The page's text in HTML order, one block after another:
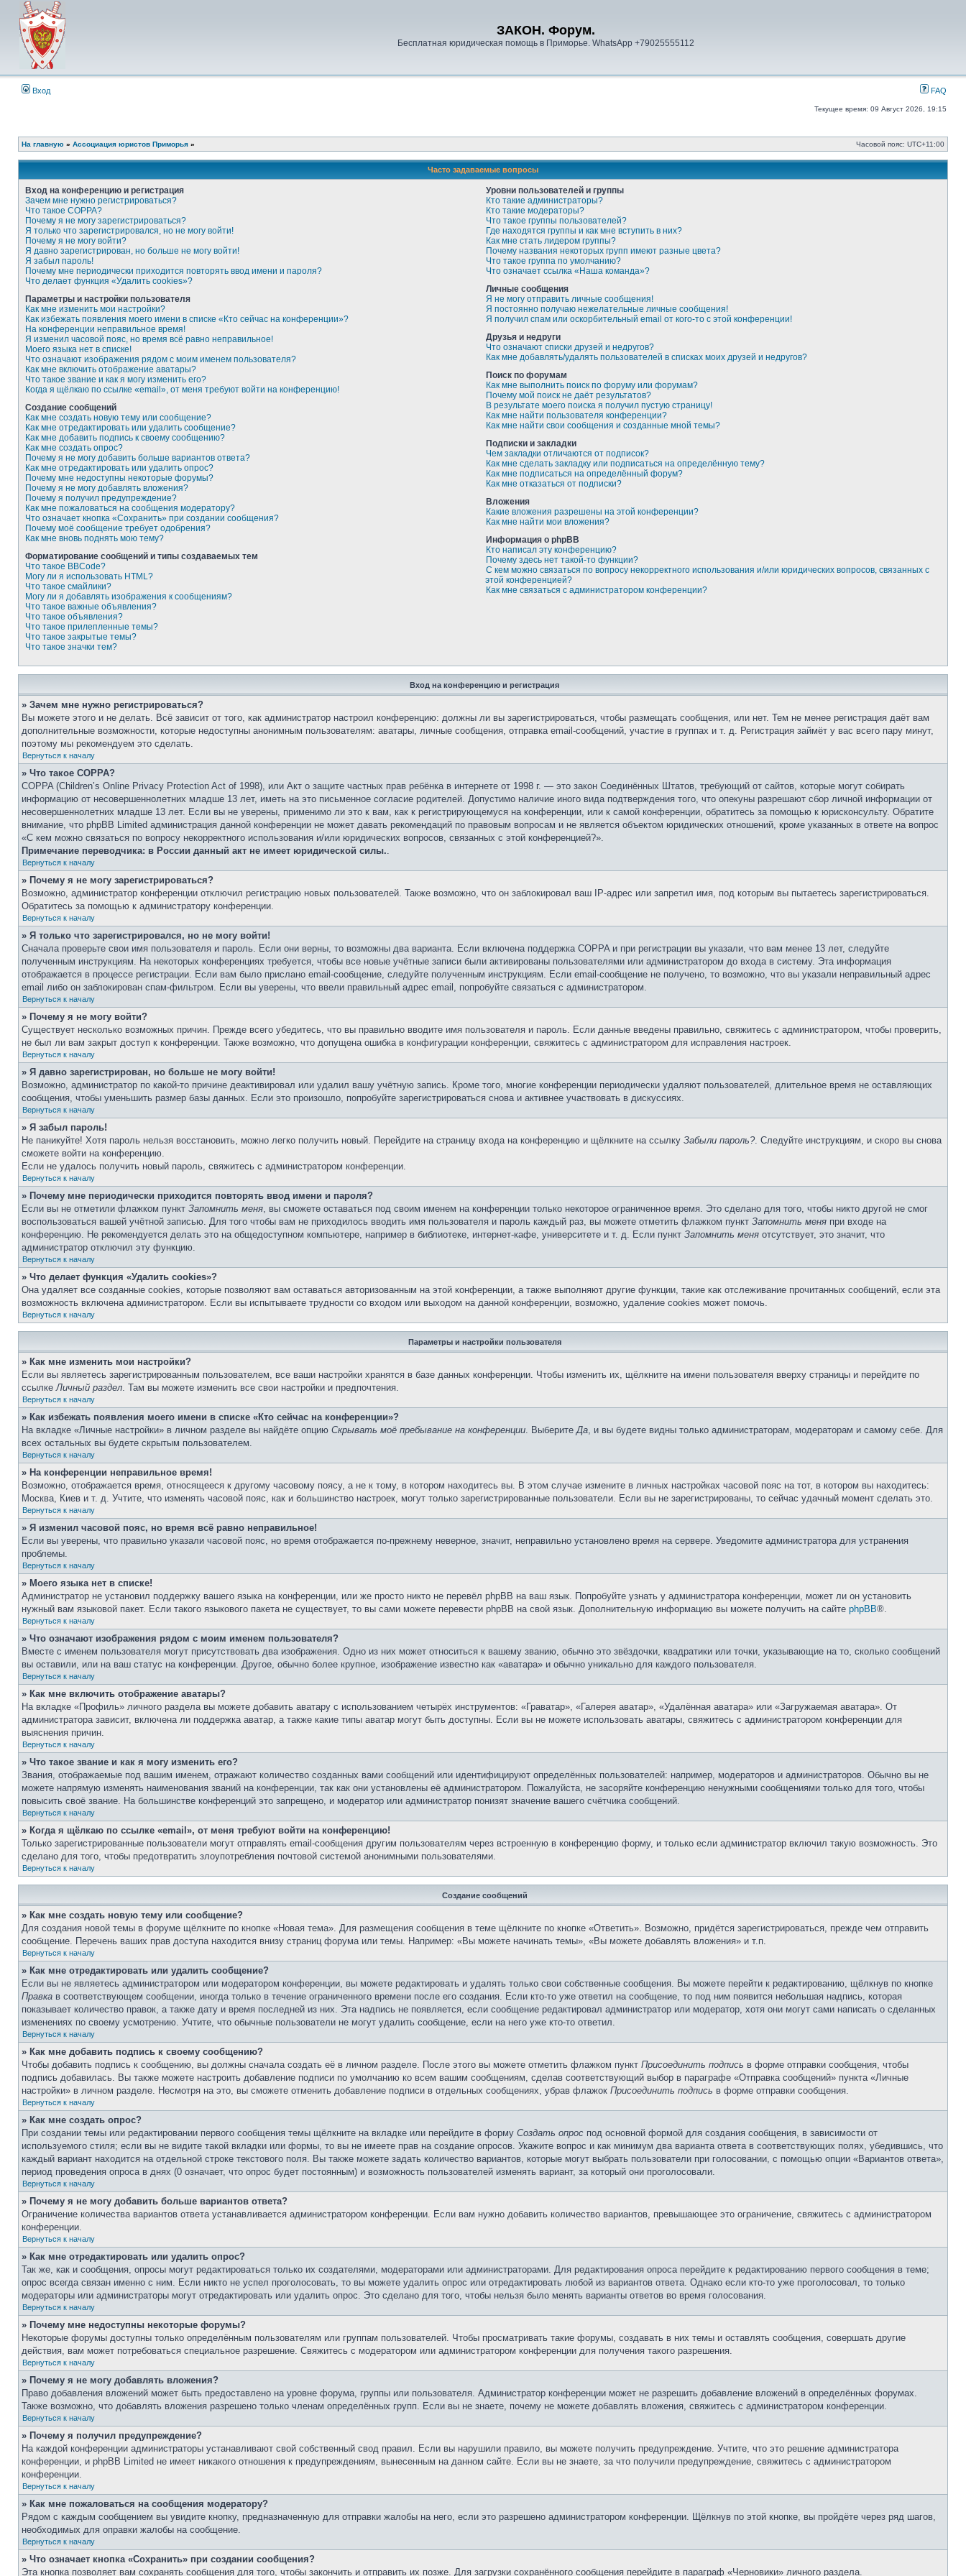
ЗАКОН. Форум.
Бесплатная юридическая помощь в Приморье. WhatsApp +79025555112
Вход FAQ
Текущее время: 09 Август 2026, 19:15
На главную » Ассоциация юристов Приморья » Часовой пояс: UTC+11:00
Часто задаваемые вопросы
Вход на конференцию и регистрация
Зачем мне нужно регистрироваться?
Что такое COPPA?
Почему я не могу зарегистрироваться?
Я только что зарегистрировался, но не могу войти!
Почему я не могу войти?
Я давно зарегистрирован, но больше не могу войти!
Я забыл пароль!
Почему мне периодически приходится повторять ввод имени и пароля?
Что делает функция «Удалить cookies»?
Параметры и настройки пользователя
Как мне изменить мои настройки?
Как избежать появления моего имени в списке «Кто сейчас на конференции»?
На конференции неправильное время!
Я изменил часовой пояс, но время всё равно неправильное!
Моего языка нет в списке!
Что означают изображения рядом с моим именем пользователя?
Как мне включить отображение аватары?
Что такое звание и как я могу изменить его?
Когда я щёлкаю по ссылке «email», от меня требуют войти на конференцию!
Создание сообщений
Как мне создать новую тему или сообщение?
Как мне отредактировать или удалить сообщение?
Как мне добавить подпись к своему сообщению?
Как мне создать опрос?
Почему я не могу добавить больше вариантов ответа?
Как мне отредактировать или удалить опрос?
Почему мне недоступны некоторые форумы?
Почему я не могу добавлять вложения?
Почему я получил предупреждение?
Как мне пожаловаться на сообщения модератору?
Что означает кнопка «Сохранить» при создании сообщения?
Почему моё сообщение требует одобрения?
Как мне вновь поднять мою тему?
Форматирование сообщений и типы создаваемых тем
Что такое BBCode?
Могу ли я использовать HTML?
Что такое смайлики?
Могу ли я добавлять изображения к сообщениям?
Что такое важные объявления?
Что такое объявления?
Что такое прилепленные темы?
Что такое закрытые темы?
Что такое значки тем?
Уровни пользователей и группы
Кто такие администраторы?
Кто такие модераторы?
Что такое группы пользователей?
Где находятся группы и как мне вступить в них?
Как мне стать лидером группы?
Почему названия некоторых групп имеют разные цвета?
Что такое группа по умолчанию?
Что означает ссылка «Наша команда»?
Личные сообщения
Я не могу отправить личные сообщения!
Я постоянно получаю нежелательные личные сообщения!
Я получил спам или оскорбительный email от кого-то с этой конференции!
Друзья и недруги
Что означают списки друзей и недругов?
Как мне добавлять/удалять пользователей в списках моих друзей и недругов?
Поиск по форумам
Как мне выполнить поиск по форуму или форумам?
Почему мой поиск не даёт результатов?
В результате моего поиска я получил пустую страницу!
Как мне найти пользователя конференции?
Как мне найти свои сообщения и созданные мной темы?
Подписки и закладки
Чем закладки отличаются от подписок?
Как мне сделать закладку или подписаться на определённую тему?
Как мне подписаться на определённый форум?
Как мне отказаться от подписки?
Вложения
Какие вложения разрешены на этой конференции?
Как мне найти мои вложения?
Информация о phpBB
Кто написал эту конференцию?
Почему здесь нет такой-то функции?
С кем можно связаться по вопросу некорректного использования и/или юридических вопросов, связанных с
этой конференцией?
Как мне связаться с администратором конференции?
Вход на конференцию и регистрация
» Зачем мне нужно регистрироваться?
Вы можете этого и не делать. Всё зависит от того, как администратор настроил конференцию: должны ли вы зарегистрироваться, чтобы размещать сообщения, или нет. Тем не менее регистрация даёт вам
дополнительные возможности, которые недоступны анонимным пользователям: аватары, личные сообщения, отправка email-сообщений, участие в группах и т. д. Регистрация займёт у вас всего пару минут,
поэтому мы рекомендуем это сделать.
Вернуться к началу
» Что такое COPPA?
COPPA (Children’s Online Privacy Protection Act of 1998), или Акт о защите частных прав ребёнка в интернете от 1998 г. — это закон Соединённых Штатов, требующий от сайтов, которые могут собирать
информацию от несовершеннолетних младше 13 лет, иметь на это письменное согласие родителей. Допустимо наличие иного вида подтверждения того, что опекуны разрешают сбор личной информации от
несовершеннолетних младше 13 лет. Если вы не уверены, применимо ли это к вам, как к регистрирующемуся на конференции, или к самой конференции, обратитесь за помощью к юрисконсульту. Обратите
внимание, что phpBB Limited администрация данной конференции не может давать рекомендаций по правовым вопросам и не является объектом юридических отношений, кроме указанных в ответе на вопрос
«С кем можно связаться по вопросу некорректного использования и/или юридических вопросов, связанных с этой конференцией?».
Примечание переводчика: в России данный акт не имеет юридической силы..
Вернуться к началу
» Почему я не могу зарегистрироваться?
Возможно, администратор конференции отключил регистрацию новых пользователей. Также возможно, что он заблокировал ваш IP-адрес или запретил имя, под которым вы пытаетесь зарегистрироваться.
Обратитесь за помощью к администратору конференции.
Вернуться к началу
» Я только что зарегистрировался, но не могу войти!
Сначала проверьте свои имя пользователя и пароль. Если они верны, то возможны два варианта. Если включена поддержка COPPA и при регистрации вы указали, что вам менее 13 лет, следуйте
полученным инструкциям. На некоторых конференциях требуется, чтобы все новые учётные записи были активированы пользователями или администратором до входа в систему. Эта информация
отображается в процессе регистрации. Если вам было прислано email-сообщение, следуйте полученным инструкциям. Если email-сообщение не получено, то возможно, что вы указали неправильный адрес
email либо он заблокирован спам-фильтром. Если вы уверены, что ввели правильный адрес email, попробуйте связаться с администратором.
Вернуться к началу
» Почему я не могу войти?
Существует несколько возможных причин. Прежде всего убедитесь, что вы правильно вводите имя пользователя и пароль. Если данные введены правильно, свяжитесь с администратором, чтобы проверить,
не был ли вам закрыт доступ к конференции. Также возможно, что допущена ошибка в конфигурации конференции, свяжитесь с администратором для исправления настроек.
Вернуться к началу
» Я давно зарегистрирован, но больше не могу войти!
Возможно, администратор по какой-то причине деактивировал или удалил вашу учётную запись. Кроме того, многие конференции периодически удаляют пользователей, длительное время не оставляющих
сообщения, чтобы уменьшить размер базы данных. Если это произошло, попробуйте зарегистрироваться снова и активнее участвовать в дискуссиях.
Вернуться к началу
» Я забыл пароль!
Не паникуйте! Хотя пароль нельзя восстановить, можно легко получить новый. Перейдите на страницу входа на конференцию и щёлкните на ссылку Забыли пароль?. Следуйте инструкциям, и скоро вы снова
сможете войти на конференцию.
Если не удалось получить новый пароль, свяжитесь с администратором конференции.
Вернуться к началу
» Почему мне периодически приходится повторять ввод имени и пароля?
Если вы не отметили флажком пункт Запомнить меня, вы сможете оставаться под своим именем на конференции только некоторое ограниченное время. Это сделано для того, чтобы никто другой не смог
воспользоваться вашей учётной записью. Для того чтобы вам не приходилось вводить имя пользователя и пароль каждый раз, вы можете отметить флажком пункт Запомнить меня при входе на
конференцию. Не рекомендуется делать это на общедоступном компьютере, например в библиотеке, интернет-кафе, университете и т. д. Если пункт Запомнить меня отсутствует, это значит, что
администратор отключил эту функцию.
Вернуться к началу
» Что делает функция «Удалить cookies»?
Она удаляет все созданные cookies, которые позволяют вам оставаться авторизованным на этой конференции, а также выполняют другие функции, такие как отслеживание прочитанных сообщений, если эта
возможность включена администратором. Если вы испытываете трудности со входом или выходом на данной конференции, возможно, удаление cookies может помочь.
Вернуться к началу
Параметры и настройки пользователя
» Как мне изменить мои настройки?
Если вы являетесь зарегистрированным пользователем, все ваши настройки хранятся в базе данных конференции. Чтобы изменить их, щёлкните на имени пользователя вверху страницы и перейдите по
ссылкеЛичный раздел. Там вы можете изменить все свои настройки и предпочтения.
Вернуться к началу
» Как избежать появления моего имени в списке «Кто сейчас на конференции»?
На вкладке «Личные настройки» в личном разделе вы найдёте опцию Скрывать моё пребывание на конференции. ВыберитеДа, и вы будете видны только администраторам, модераторам и самому себе. Для
всех остальных вы будете скрытым пользователем.
Вернуться к началу
» На конференции неправильное время!
Возможно, отображается время, относящееся к другому часовому поясу, а не к тому, в котором находитесь вы. В этом случае измените в личных настройках часовой пояс на тот, в котором вы находитесь:
Москва, Киев и т. д. Учтите, что изменять часовой пояс, как и большинство настроек, могут только зарегистрированные пользователи. Если вы не зарегистрированы, то сейчас удачный момент сделать это.
Вернуться к началу
» Я изменил часовой пояс, но время всё равно неправильное!
Если вы уверены, что правильно указали часовой пояс, но время отображается по-прежнему неверное, значит, неправильно установлено время на сервере. Уведомите администратора для устранения
проблемы.
Вернуться к началу
» Моего языка нет в списке!
Администратор не установил поддержку вашего языка на конференции, или же просто никто не перевёл phpBB на ваш язык. Попробуйте узнать у администратора конференции, может ли он установить
нужный вам языковой пакет. Если такого языкового пакета не существует, то вы сами можете перевести phpBB на свой язык. Дополнительную информацию вы можете получить на сайте phpBB®.
Вернуться к началу
» Что означают изображения рядом с моим именем пользователя?
Вместе с именем пользователя могут присутствовать два изображения. Одно из них может относиться к вашему званию, обычно это звёздочки, квадратики или точки, указывающие на то, сколько сообщений
вы оставили, или на ваш статус на конференции. Другое, обычно более крупное, изображение известно как «аватара» и обычно уникально для каждого пользователя.
Вернуться к началу
» Как мне включить отображение аватары?
На вкладке «Профиль» личного раздела вы можете добавить аватару с использованием четырёх инструментов: «Граватар», «Галерея аватар», «Удалённая аватара» или «Загружаемая аватара». От
администратора зависит, включена ли поддержка аватар, а также какие типы аватар могут быть доступны. Если вы не можете использовать аватары, свяжитесь с администратором конференции для
выяснения причин.
Вернуться к началу
» Что такое звание и как я могу изменить его?
Звания, отображаемые под вашим именем, отражают количество созданных вами сообщений или идентифицируют определённых пользователей: например, модераторов и администраторов. Обычно вы не
можете напрямую изменять наименования званий на конференции, так как они установлены её администратором. Пожалуйста, не засоряйте конференцию ненужными сообщениями только для того, чтобы
повысить своё звание. На большинстве конференций это запрещено, и модератор или администратор понизят значение вашего счётчика сообщений.
Вернуться к началу
» Когда я щёлкаю по ссылке «email», от меня требуют войти на конференцию!
Только зарегистрированные пользователи могут отправлять email-сообщения другим пользователям через встроенную в конференцию форму, и только если администратор включил такую возможность. Это
сделано для того, чтобы предотвратить злоупотребления почтовой системой анонимными пользователями.
Вернуться к началу
Создание сообщений
» Как мне создать новую тему или сообщение?
Для создания новой темы в форуме щёлкните по кнопке «Новая тема». Для размещения сообщения в теме щёлкните по кнопке «Ответить». Возможно, придётся зарегистрироваться, прежде чем отправить
сообщение. Перечень ваших прав доступа находится внизу страниц форума или темы. Например: «Вы можете начинать темы», «Вы можете добавлять вложения» и т.п.
Вернуться к началу
» Как мне отредактировать или удалить сообщение?
Если вы не являетесь администратором или модератором конференции, вы можете редактировать и удалять только свои собственные сообщения. Вы можете перейти к редактированию, щёлкнув по кнопке
Правка в соответствующем сообщении, иногда только в течение ограниченного времени после его создания. Если кто-то уже ответил на сообщение, то под ним появится небольшая надпись, которая
показывает количество правок, а также дату и время последней из них. Эта надпись не появляется, если сообщение редактировал администратор или модератор, хотя они могут сами написать о сделанных
изменениях по своему усмотрению. Учтите, что обычные пользователи не могут удалить сообщение, если на него уже кто-то ответил.
Вернуться к началу
» Как мне добавить подпись к своему сообщению?
Чтобы добавить подпись к сообщению, вы должны сначала создать её в личном разделе. После этого вы можете отметить флажком пункт Присоединить подпись в форме отправки сообщения, чтобы
подпись добавилась. Вы также можете настроить добавление подписи по умолчанию ко всем вашим сообщениям, сделав соответствующий выбор в параграфе «Отправка сообщений» пункта «Личные
настройки» в личном разделе. Несмотря на это, вы сможете отменить добавление подписи в отдельных сообщениях, убрав флажок Присоединить подпись в форме отправки сообщения.
Вернуться к началу
» Как мне создать опрос?
При создании темы или редактировании первого сообщения темы щёлкните на вкладке или перейдите в форму Создать опрос под основной формой для создания сообщения, в зависимости от
используемого стиля; если вы не видите такой вкладки или формы, то вы не имеете прав на создание опросов. Укажите вопрос и как минимум два варианта ответа в соответствующих полях, убедившись, что
каждый вариант находится на отдельной строке текстового поля. Вы также можете задать количество вариантов, которые могут выбрать пользователи при голосовании, с помощью опции «Вариантов ответа»,
период проведения опроса в днях (0 означает, что опрос будет постоянным) и возможность пользователей изменять вариант, за который они проголосовали.
Вернуться к началу
» Почему я не могу добавить больше вариантов ответа?
Ограничение количества вариантов ответа устанавливается администратором конференции. Если вам нужно добавить количество вариантов, превышающее это ограничение, свяжитесь с администратором
конференции.
Вернуться к началу
» Как мне отредактировать или удалить опрос?
Так же, как и сообщения, опросы могут редактироваться только их создателями, модераторами или администраторами. Для редактирования опроса перейдите к редактированию первого сообщения в теме;
опрос всегда связан именно с ним. Если никто не успел проголосовать, то вы можете удалить опрос или отредактировать любой из вариантов ответа. Однако если кто-то уже проголосовал, то только
модераторы или администраторы могут отредактировать или удалить опрос. Это сделано для того, чтобы нельзя было менять варианты ответов во время голосования.
Вернуться к началу
» Почему мне недоступны некоторые форумы?
Некоторые форумы доступны только определённым пользователям или группам пользователей. Чтобы просматривать такие форумы, создавать в них темы и оставлять сообщения, совершать другие
действия, вам может потребоваться специальное разрешение. Свяжитесь с модератором или администратором конференции для получения такого разрешения.
Вернуться к началу
» Почему я не могу добавлять вложения?
Право добавления вложений может быть предоставлено на уровне форума, группы или пользователя. Администратор конференции может не разрешить добавление вложений в определённых форумах.
Также возможно, что добавлять вложения разрешено только членам определённых групп. Если вы не знаете, почему не можете добавлять вложения, свяжитесь с администратором конференции.
Вернуться к началу
» Почему я получил предупреждение?
На каждой конференции администраторы устанавливают свой собственный свод правил. Если вы нарушили правило, вы можете получить предупреждение. Учтите, что это решение администратора
конференции, и phpBB Limited не имеет никакого отношения к предупреждениям, вынесенным на данном сайте. Если вы не знаете, за что получили предупреждение, свяжитесь с администратором
конференции.
Вернуться к началу
» Как мне пожаловаться на сообщения модератору?
Рядом с каждым сообщением вы увидите кнопку, предназначенную для отправки жалобы на него, если это разрешено администратором конференции. Щёлкнув по этой кнопке, вы пройдёте через ряд шагов,
необходимых для оправки жалобы на сообщение.
Вернуться к началу
» Что означает кнопка «Сохранить» при создании сообщения?
Эта кнопка позволяет вам сохранять сообщения для того, чтобы закончить и отправить их позже. Для загрузки сохранённого сообщения перейдите в параграф «Черновики» личного раздела.